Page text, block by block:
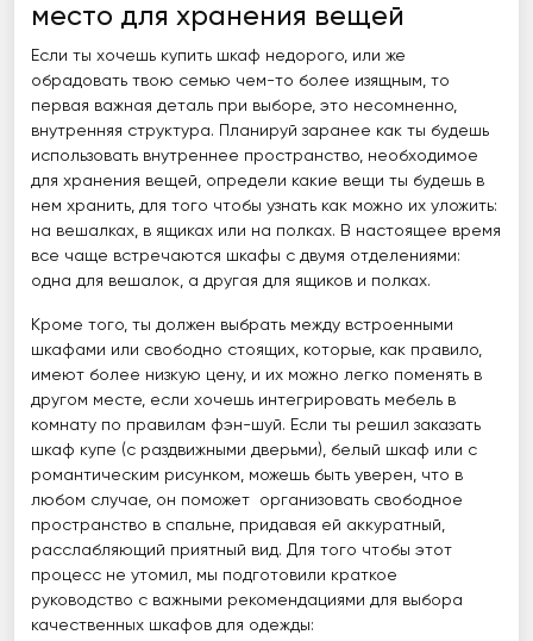
место для хранения вещей
Если ты хочешь купить шкаф недорого, или же
обрадовать твою семью чем-то более изящным, то
первая важная деталь при выборе, это несомненно,
внутренняя структура. Планируй заранее как ты будешь
использовать внутреннее пространство, необходимое
для хранения вещей, определи какие вещи ты будешь в
нем хранить, для того чтобы узнать как можно их уложить:
на вешалках, в ящиках или на полках. В настоящее время
все чаще встречаются шкафы с двумя отделениями:
одна для вешалок, а другая для ящиков и полках.
Кроме того, ты должен выбрать между встроенными
шкафами или свободно стоящих, которые, как правило,
имеют более низкую цену, и их можно легко поменять в
другом месте, если хочешь интегрировать мебель в
комнату по правилам фэн-шуй. Если ты решил заказать
шкаф купе (с раздвижными дверьми), белый шкаф или с
романтическим рисунком, можешь быть уверен, что в
любом случае, он поможет организовать свободное
пространство в спальне, придавая ей аккуратный,
расслабляющий приятный вид. Для того чтобы этот
процесс не утомил, мы подготовили краткое
руководство с важными рекомендациями для выбора
качественных шкафов для одежды: